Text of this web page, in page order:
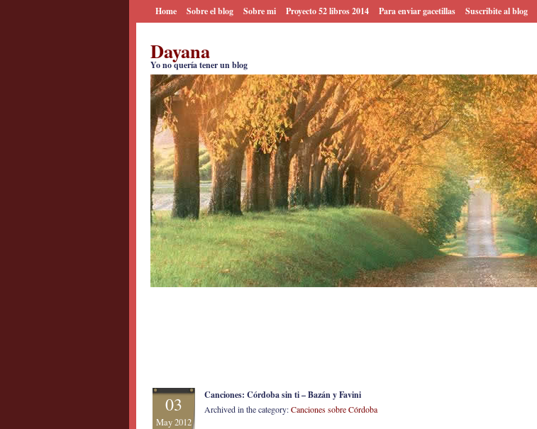
Home Sobre el blog Sobre mi Proyecto 52 libros 2014 Para enviar gacetillas Suscribite al blog
Dayana
Yo no quería tener un blog
03
May 2012
Canciones: Córdoba sin ti – Bazán y Favini
Archived in the category:Canciones sobre Córdoba